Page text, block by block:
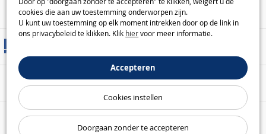
cookies die aan uw toestemming onderworpen zijn.
U kunt uw toestemming op elk moment intrekken door op de link in
ons privacybeleid te klikken. Klik hiervoor meer informatie.
Accepteren
Cookies instellen
Doorgaan zonder te accepteren
Hulp / Contact
Veilige betaling
Onze garanties